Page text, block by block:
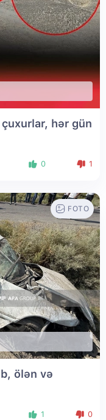
hər gün
0 1
FOTO
ölən və
1 0